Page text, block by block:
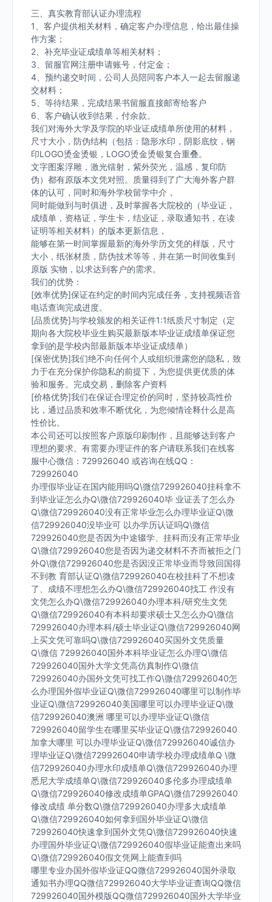
三、真实教育部认证办理流程
1、客户提供相关材料，确定客户办理信息，给出最佳操
作方案；
2、补充毕业证成绩单等相关材料；
3、留服官网注册申请账号，付定金；
4、预约递交时间，公司人员陪同客户本人一起去留服递
交材料；
5、等待结果，完成结果书留服直接邮寄给客户
6、客户确认收到结果，付余款。
我们对海外大学及学院的毕业证成绩单所使用的材料，
尺寸大小，防伪结构（包括：隐形水印，阴影底纹，钢
印LOGO烫金烫银，LOGO烫金烫银复合重叠。
文字图案浮雕，激光镭射，紫外荧光，温感，复印防
伪）都有原版本文凭对照。质量得到了广大海外客户群
体的认可，同时和海外学校留学中介，
同时能做到与时俱进，及时掌握各大院校的（毕业证，
成绩单，资格证，学生卡，结业证，录取通知书，在读
证明等相关材料）的版本更新信息，
能够在第一时间掌握最新的海外学历文凭的样版，尺寸
大小，纸张材质，防伪技术等等，并在第一时间收集到
原版 实物，以求达到客户的需求。
我们的优势：
[效率优势]保证在约定的时间内完成任务，支持视频语音
电话查询完成进度。
[品质优势]与学校颁发的相关证件1:1纸质尺寸制定（定
期向各大院校毕业生购买最新版本毕业证成绩单保证您
拿到的是学校内部最新版本毕业证成绩单）
[保密优势]我们绝不向任何个人或组织泄露您的隐私，致
力于在充分保护你隐私的前提下，为您提供更优质的体
验和服务。完成交易，删除客户资料
[价格优势]我们在保证合理定价的同时，坚持较高性价
比，通过品质和效率不断优化，为您倾情诠释什么是高
性价比。
本公司还可以按照客户原版印刷制作，且能够达到客户
理想的要求。有需要办理证件的客户请联系我们在线客
服中心微信：729926040 或咨询在线QQ：
729926040
办理假毕业证在国内能用吗Q\微信729926040挂科拿不
到毕业证怎么办Q\微信729926040毕 业证丢了怎么办
Q\微信729926040没有正常毕业怎么办理毕业证Q\微
信729926040没毕业可 以办学历认证吗Q\微信
729926040您是否因为中途辍学、挂科而没有正常毕业
Q\微信729926040您是否因为递交材料不齐而被拒之门
外Q\微信729926040您是否因没正常毕业而导致回国得
不到教 育部认证Q\微信729926040在校挂科了不想读
了、成绩不理想怎么办Q\微信729926040找工 作没有
文凭怎么办Q\微信729926040办理本科/研究生文凭
Q\微信729926040有本科却要求硕士又怎么办Q\微信
729926040办理本科/硕士毕业证Q\微信729926040网
上买文凭可靠吗Q\微信729926040买国外文凭质量
Q\微信 729926040国外本科毕业证怎么办理Q\微信
729926040国外大学文凭高仿真制作Q\微信
729926040办国外文凭可找工作Q\微信729926040怎
么办理国外假毕业证Q\微信729926040哪里可以制作毕
业证Q\微信729926040美国哪里可以办理毕业证Q\微
信729926040澳洲 哪里可以办理毕业证Q\微信
729926040留学生在哪里买毕业证Q\微信729926040
加拿大哪里 可以办理毕业证Q\微信729926040诚信办
理毕业证Q\微信729926040申请学校办理成绩单Q \微
信729926040办理水印成绩单Q\微信729926040办理
悉尼大学成绩单Q\微信729926040多伦多办理成绩单
Q\微信729926040修改成绩单GPAQ\微信729926040
修改成绩 单分数Q\微信729926040办理多大成绩单
Q\微信729926040如何拿到国外毕业证Q\微信
729926040快速拿到国外文凭Q\微信729926040快速
办理国外毕业证Q\微信729926040假毕业证能查出来吗
Q\微信729926040假文凭网上能查到吗
哪里专业办国外假毕业证QQ微信729926040国外录取
通知书办理QQ微信729926040大学毕业证查询QQ微信
729926040国外模版QQ微信729926040国外大学毕业